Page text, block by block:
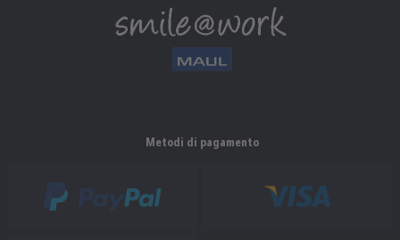
Metodi di pagamento